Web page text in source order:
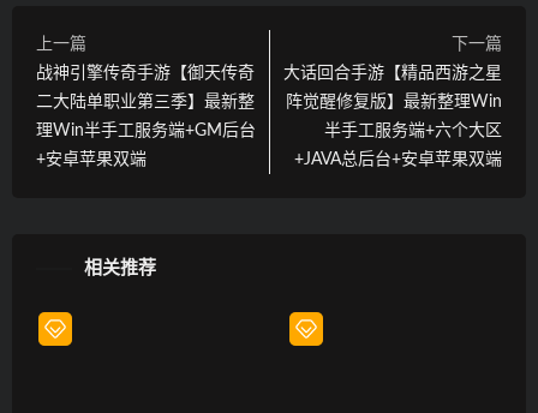
上一篇
战神引擎传奇手游【御天传奇
二大陆单职业第三季】最新整
理Win半手工服务端+GM后台
+安卓苹果双端
下一篇
大话回合手游【精品西游之星
阵觉醒修复版】最新整理Win
半手工服务端+六个大区
+JAVA总后台+安卓苹果双端
相关推荐